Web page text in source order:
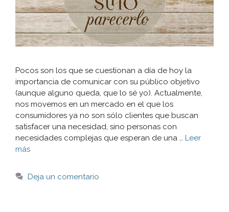
Pocos son los que se cuestionan a día de hoy la
importancia de comunicar con su público objetivo
(aunque alguno queda, que lo sé yo). Actualmente,
nos movemos en un mercado en el que los
consumidores ya no son sólo clientes que buscan
satisfacer una necesidad, sino personas con
necesidades complejas que esperan de una … Leer
más
Deja un comentario